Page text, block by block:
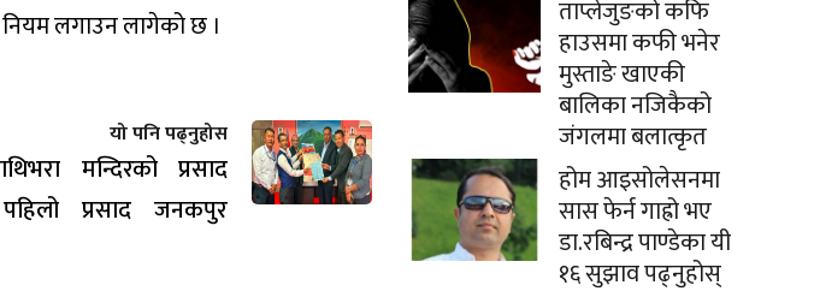
लगाउन लागेको छ ।
यो पनि पढ्नुहोस
मन्दिरको प्रसाद
प्रसाद जनकपुर
ताप्लेजुङको कफि
हाउसमा कफी भनेर
मुस्ताङे खाएकी
बालिका नजिकैको
जंगलमा बलात्कृत
होम आइसोलेसनमा
सास फेर्न गाह्रो भए
डा.रबिन्द्र पाण्डेका यी
१६ सुझाव पढ्नुहोस्